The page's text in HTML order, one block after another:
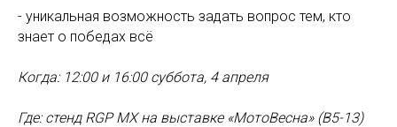
- уникальная возможность задать вопрос тем, кто
знает о победах всё
Когда: 12:00 и 16:00 суббота, 4 апреля
Где: стенд RGP MX на выставке «МотоВесна» (В5-13)